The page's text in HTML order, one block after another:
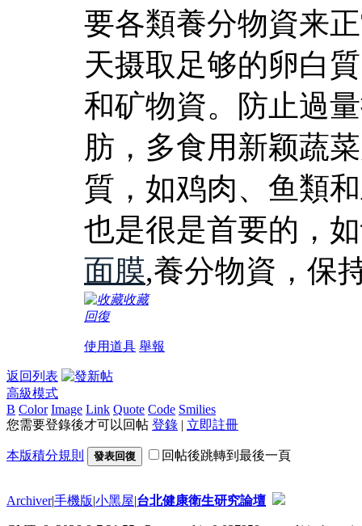
要各類養分物資来
天摄取足够的卵白
和矿物資。防止過
肪，多食用新颖蔬
質，如鸡肉、鱼類
也是很是首要的，
面膜,養分物資，保
收藏
回復
使用道具 舉報
返回列表
高級模式
B Color Image Link Quote Code Smilies
您需要登錄後才可以回帖 登錄 | 立即註冊
本版積分規則 發表回復 回帖後跳轉到最後一頁
Archiver|手機版|小黑屋|台北健康衛生研究論壇